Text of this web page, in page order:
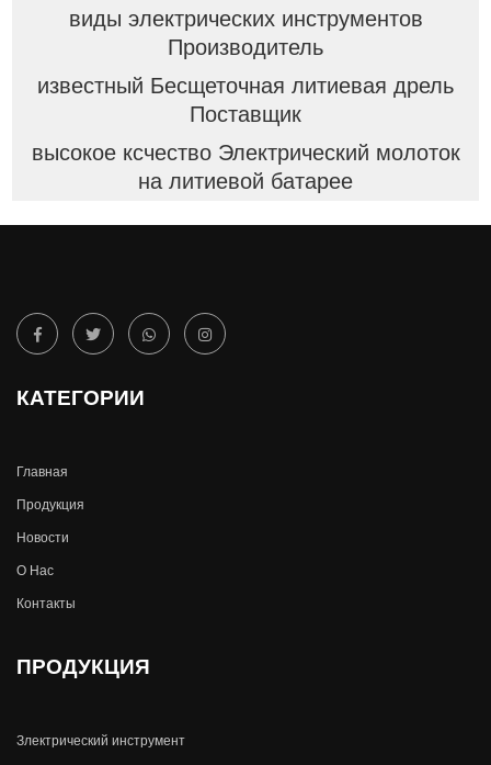
виды электрических инструментов
Производитель
известный Бесщеточная литиевая дрель
Поставщик
высокое ксчество Электрический молоток
на литиевой батарее
КАТЕГОРИИ
Главная
Продукция
Новости
О Hас
Контакты
ПРОДУКЦИЯ
Злектрический инструмент